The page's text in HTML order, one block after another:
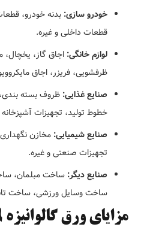
خودرو سازی: بدنه خودرو،
قطعات داخلی و غیره.
لوازم خانگی: اجاق گاز،
ظرفشویی، فریزر، اجاق
صنایع غذایی: ظروف بسته
خطوط تولید، تجهیزات
صنایع شیمیایی: مخازن
تجهیزات صنعتی و غیره.
صنایع دیگر: ساخت مبلمان،
ساخت وسایل ورزشی، ساخت